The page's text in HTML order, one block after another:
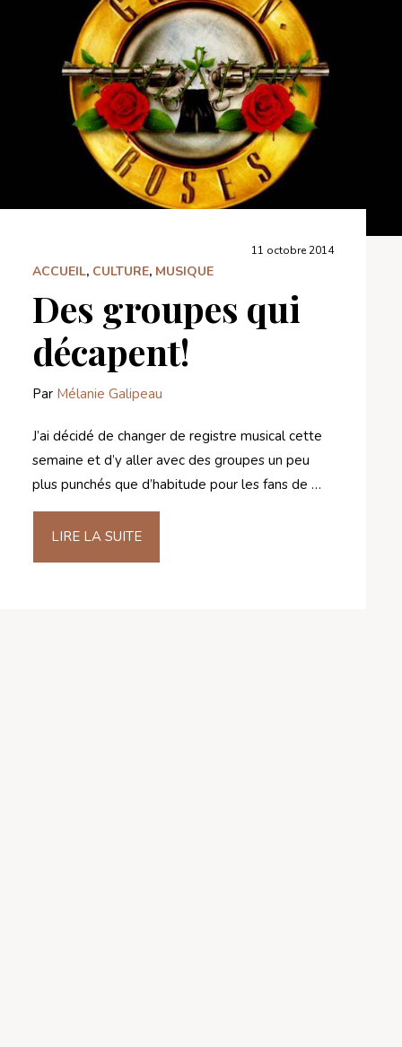
11 octobre 2014
ACCUEIL, CULTURE, MUSIQUE
Des groupes qui
décapent!
Par Mélanie Galipeau
J’ai décidé de changer de registre musical cette
semaine et d’y aller avec des groupes un peu
plus punchés que d’habitude pour les fans de …
LIRE LA SUITE